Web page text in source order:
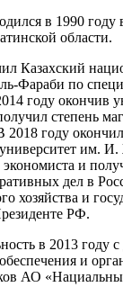
в 1990 году
области.
Казахский
Фараби по
году окончив
степень
году
им.
и
дел в
хозяйства и
РФ.
в 2013 году
и
АО